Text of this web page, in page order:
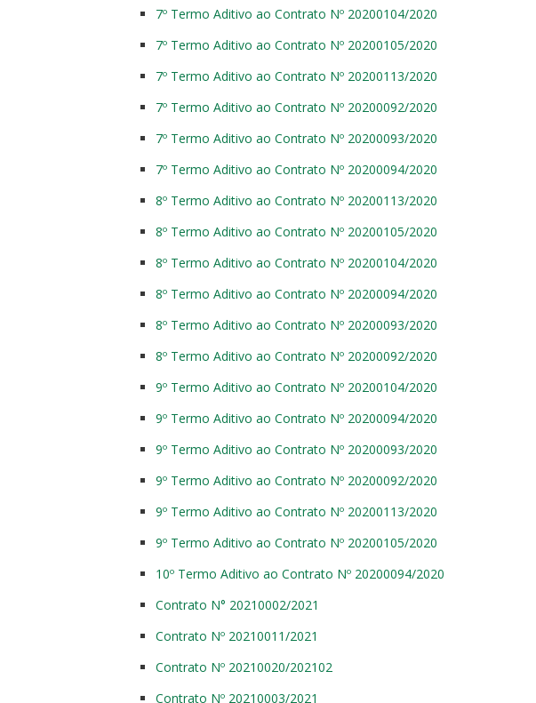
7º Termo Aditivo ao Contrato Nº 20200104/2020
7º Termo Aditivo ao Contrato Nº 20200105/2020
7º Termo Aditivo ao Contrato Nº 20200113/2020
7º Termo Aditivo ao Contrato Nº 20200092/2020
7º Termo Aditivo ao Contrato Nº 20200093/2020
7º Termo Aditivo ao Contrato Nº 20200094/2020
8º Termo Aditivo ao Contrato Nº 20200113/2020
8º Termo Aditivo ao Contrato Nº 20200105/2020
8º Termo Aditivo ao Contrato Nº 20200104/2020
8º Termo Aditivo ao Contrato Nº 20200094/2020
8º Termo Aditivo ao Contrato Nº 20200093/2020
8º Termo Aditivo ao Contrato Nº 20200092/2020
9º Termo Aditivo ao Contrato Nº 20200104/2020
9º Termo Aditivo ao Contrato Nº 20200094/2020
9º Termo Aditivo ao Contrato Nº 20200093/2020
9º Termo Aditivo ao Contrato Nº 20200092/2020
9º Termo Aditivo ao Contrato Nº 20200113/2020
9º Termo Aditivo ao Contrato Nº 20200105/2020
10º Termo Aditivo ao Contrato Nº 20200094/2020
Contrato N° 20210002/2021
Contrato Nº 20210011/2021
Contrato Nº 20210020/202102
Contrato Nº 20210003/2021